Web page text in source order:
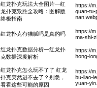
红龙扑克玩法大全图片—红
龙扑克致胜全攻略：图解版
终极指南
https://
quan-tu-
红龙扑克有猫腻吗是真的吗
https://
ma-shi-
红龙扑克数据分析—红龙扑
克数据深度解析
https://
hong-
红龙扑克怎么玩不了了 红龙
扑克突然进不去了？别急，
看看这些可能的原因
https://
bu-liao-
yuan-